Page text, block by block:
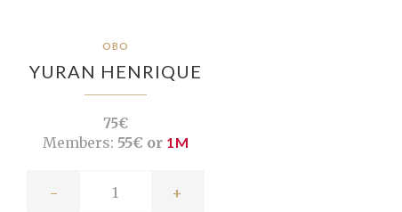
OBO
YURAN HENRIQUE
75€
Members: 55€ or 1M
- +